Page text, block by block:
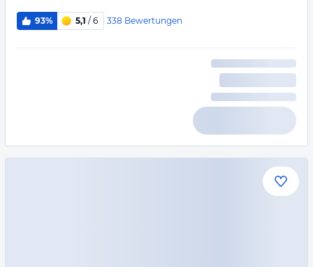
93% 5,1 / 6 338 Bewertungen